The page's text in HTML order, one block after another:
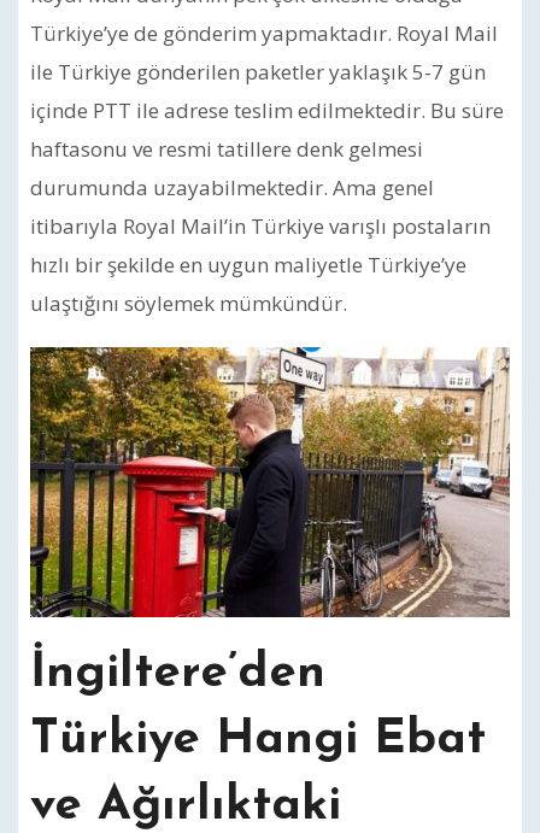
Türkiye’ye de gönderim yapmaktadır. Royal Mail
ile Türkiye gönderilen paketler yaklaşık 5-7 gün
içinde PTT ile adrese teslim edilmektedir. Bu süre
haftasonu ve resmi tatillere denk gelmesi
durumunda uzayabilmektedir. Ama genel
itibarıyla Royal Mail’in Türkiye varışlı postaların
hızlı bir şekilde en uygun maliyetle Türkiye’ye
ulaştığını söylemek mümkündür.
İngiltere’den
Türkiye Hangi Ebat
ve Ağırlıktaki